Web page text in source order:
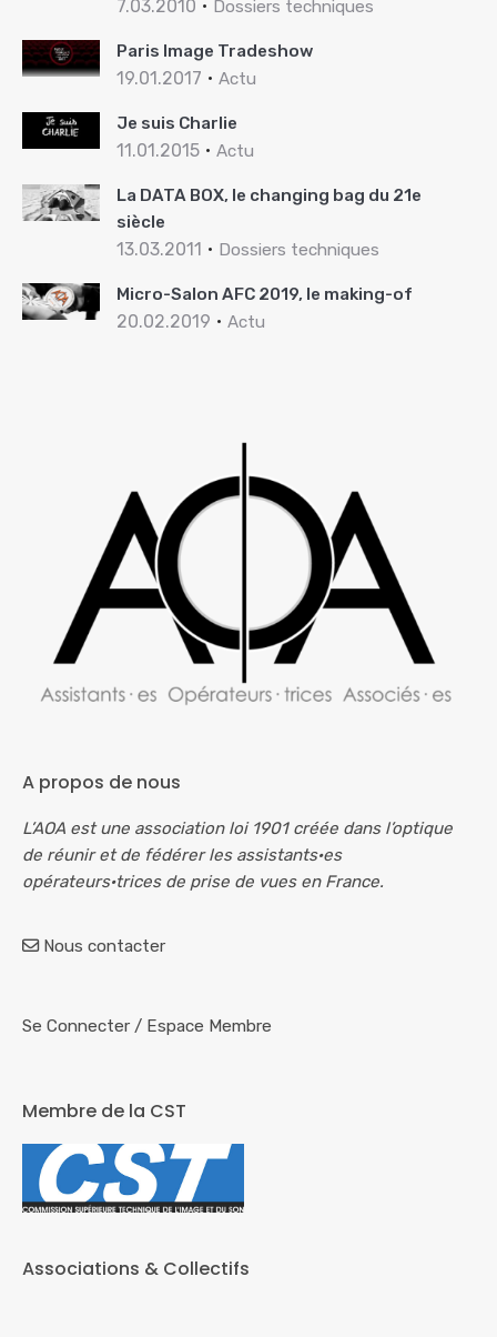
7.03.2010 Dossiers techniques
Paris Image Tradeshow
19.01.2017 Actu
Je suis Charlie
11.01.2015 Actu
La DATA BOX, le changing bag du 21e
siècle
13.03.2011 Dossiers techniques
Micro-Salon AFC 2019, le making-of
20.02.2019 Actu
A propos de nous
L’AOA est une association loi 1901 créée dans l’optique
de réunir et de fédérer les assistants·es
opérateurs·trices de prise de vues en France.
Nous contacter
Se Connecter / Espace Membre
Membre de la CST
Associations & Collectifs